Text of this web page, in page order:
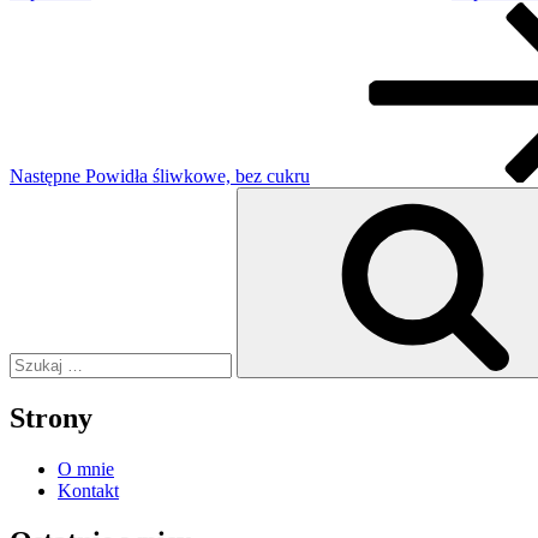
Następne Powidła śliwkowe, bez cukru
Strony
O mnie
Kontakt